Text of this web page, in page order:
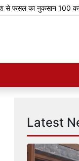
नुकसान 100 करोड़ रुपए
Latest